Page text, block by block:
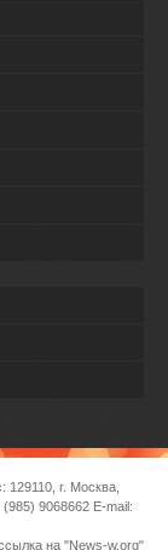
г. Москва,
9068662 E-mail:
на "News-w.org"